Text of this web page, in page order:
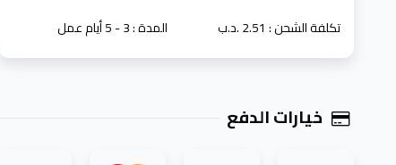
تكلفة الشحن : 2.51 .د.ب
المدة :3 - 5 أيام عمل
خيارات الدفع